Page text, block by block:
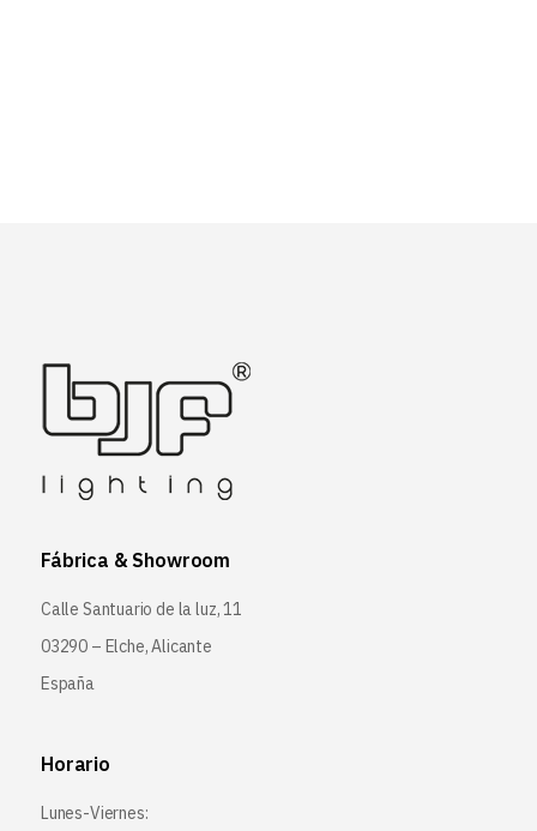
Fábrica & Showroom
Calle Santuario de la luz, 11
03290 – Elche, Alicante
España
Horario
Lunes-Viernes: